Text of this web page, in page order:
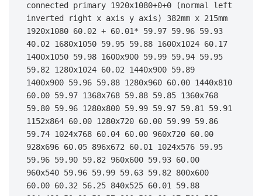
connected primary 1920x1080+0+0 (normal left
inverted right x axis y axis) 382mm x 215mm
1920x1080 60.02 + 60.01* 59.97 59.96 59.93
40.02 1680x1050 59.95 59.88 1600x1024 60.17
1400x1050 59.98 1600x900 59.99 59.94 59.95
59.82 1280x1024 60.02 1440x900 59.89
1400x900 59.96 59.88 1280x960 60.00 1440x810
60.00 59.97 1368x768 59.88 59.85 1360x768
59.80 59.96 1280x800 59.99 59.97 59.81 59.91
1152x864 60.00 1280x720 60.00 59.99 59.86
59.74 1024x768 60.04 60.00 960x720 60.00
928x696 60.05 896x672 60.01 1024x576 59.95
59.96 59.90 59.82 960x600 59.93 60.00
960x540 59.96 59.99 59.63 59.82 800x600
60.00 60.32 56.25 840x525 60.01 59.88